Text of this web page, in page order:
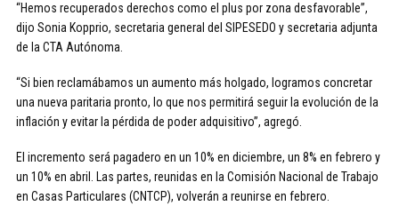
“Hemos recuperados derechos como el plus por zona desfavorable”,
dijo Sonia Kopprio, secretaria general del SIPESEDO y secretaria adjunta
de la CTA Autónoma.
“Si bien reclamábamos un aumento más holgado, logramos concretar
una nueva paritaria pronto, lo que nos permitirá seguir la evolución de la
inflación y evitar la pérdida de poder adquisitivo”, agregó.
El incremento será pagadero en un 10% en diciembre, un 8% en febrero y
un 10% en abril. Las partes, reunidas en la Comisión Nacional de Trabajo
en Casas Particulares (CNTCP), volverán a reunirse en febrero.